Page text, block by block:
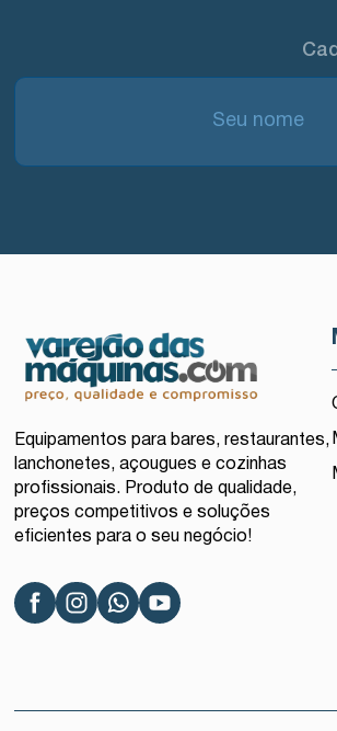
Equipamentos para bares, restaurantes,
lanchonetes, açougues e cozinhas
profissionais. Produto de qualidade,
preços competitivos e soluções
eficientes para o seu negócio!